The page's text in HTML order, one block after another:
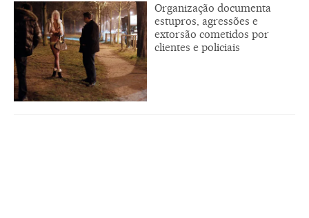
Organização documenta
estupros, agressões e
extorsão cometidos por
clientes e policiais